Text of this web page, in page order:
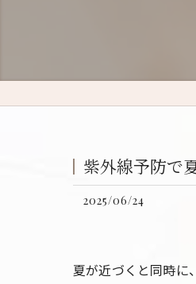
紫外線予防で
2025/06/24
夏が近づくと同時に